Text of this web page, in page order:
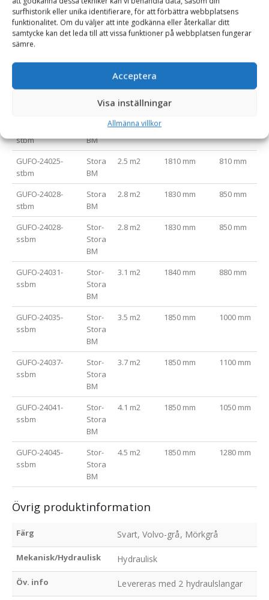
surfhistorik eller unika identifierare, för att förbättra webbplatsens
funktionalitet. Om du väljer att inte godkänna eller återkallar ditt
samtycke kan det leda till att vissa funktioner på webbplatsen fungerar
sämre.
Acceptera
Visa inställningar
Allmänna villkor
Hydraulcylindrar med ändlägesdämpning
Varianttabell
Area (m2)
BM
stbm
BM
2 m2
GUFO-24025-
stbm
Stora
BM
2.5 m2 1810 mm 810 mm
GUFO-24028-
stbm
Stora
BM
2.8 m2 1830 mm 850 mm
GUFO-24028-
ssbm
Stor-
Stora
BM
2.8 m2 1830 mm 850 mm
GUFO-24031-
ssbm
Stor-
Stora
BM
3.1 m2 1840 mm 880 mm
GUFO-24035-
ssbm
Stor-
Stora
BM
3.5 m2 1850 mm 1000 mm
GUFO-24037-
ssbm
Stor-
Stora
BM
3.7 m2 1850 mm 1100 mm
GUFO-24041-
ssbm
Stor-
Stora
BM
4.1 m2 1850 mm 1050 mm
GUFO-24045-
ssbm
Stor-
Stora
BM
4.5 m2 1850 mm 1280 mm
Övrig produktinformation
Färg Svart, Volvo-grå, Mörkgrå
Mekanisk/Hydraulisk Hydraulisk
Öv. info Levereras med 2 hydraulslangar